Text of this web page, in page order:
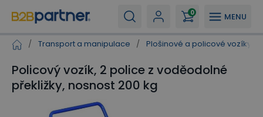
MENU
0
/ Transport a manipulace / Plošinové a policové vozíky
Policový vozík, 2 police z voděodolné
překližky, nosnost 200 kg